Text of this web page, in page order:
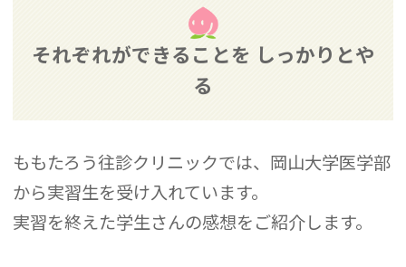
それぞれができることを しっかりとや
る
ももたろう往診クリニックでは、岡山大学医学部
から実習生を受け入れています。
実習を終えた学生さんの感想をご紹介します。